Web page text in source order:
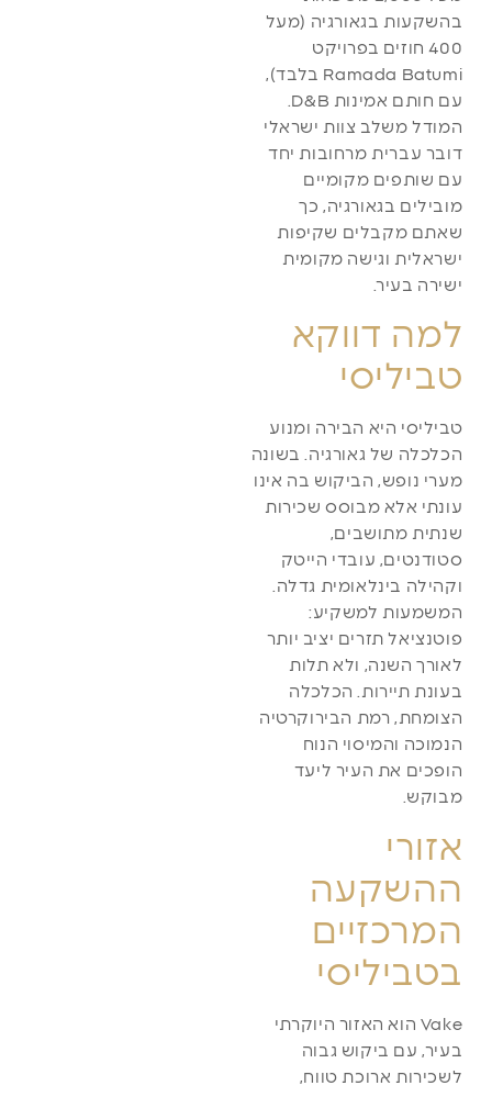
בהשקעות בגאורגיה (מעל
400 חוזים בפרויקט
Ramada Batumi בלבד),
המודל משלב צוות ישראלי
דובר עברית מרחובות יחד
עם שותפים מקומיים
מובילים בגאורגיה, כך
שאתם מקבלים שקיפות
ישראלית וגישה מקומית
ישירה בעיר.
למה דווקא
טביליסי
טביליסי היא הבירה ומנוע
הכלכלה של גאורגיה. בשונה
מערי נופש, הביקוש בה אינו
עונתי אלא מבוסס שכירות
שנתית מתושבים,
סטודנטים, עובדי הייטק
וקהילה בינלאומית גדלה.
המשמעות למשקיע:
פוטנציאל תזרים יציב יותר
לאורך השנה, ולא תלות
בעונת תיירות. הכלכלה
הצומחת, רמת הבירוקרטיה
הנמוכה והמיסוי הנוח
הופכים את העיר ליעד
מבוקש.
אזורי
ההשקעה
המרכזיים
בטביליסי
Vake הוא האזור היוקרתי
בעיר, עם ביקוש גבוה
לשכירות ארוכת טווח,